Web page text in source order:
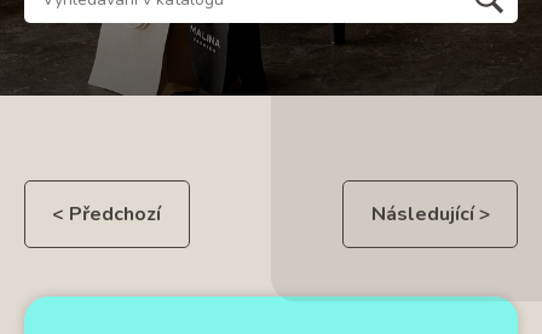
< Předchozí Následující >